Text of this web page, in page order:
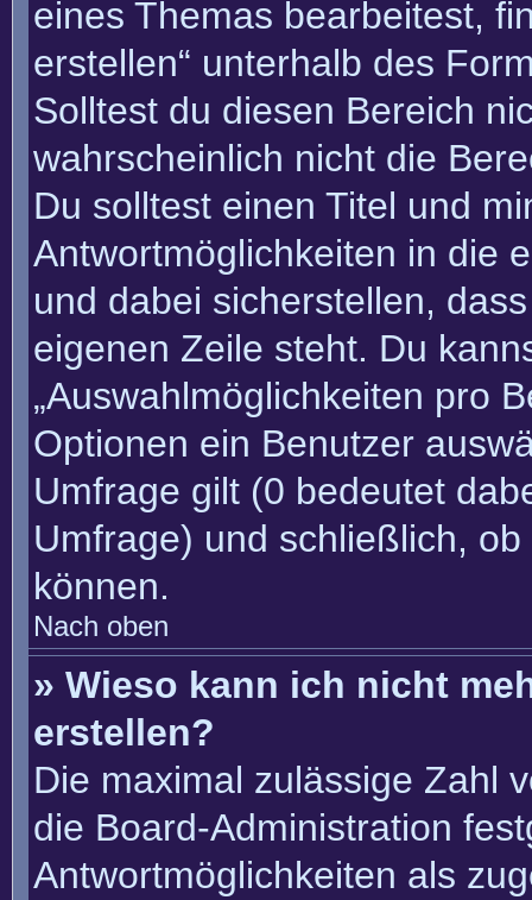
eines Themas bearbeitest,
erstellen“ unterhalb des
Solltest du diesen Bereich
wahrscheinlich nicht die
Du solltest einen Titel und
Antwortmöglichkeiten in die
und dabei sicherstellen,
eigenen Zeile steht. Du
„Auswahlmöglichkeiten pro
Optionen ein Benutzer
Umfrage gilt (0 bedeutet
Umfrage) und schließlich,
können.
Nach oben
» Wieso kann ich nicht
erstellen?
Die maximal zulässige Zahl
die Board-Administration
Antwortmöglichkeiten als